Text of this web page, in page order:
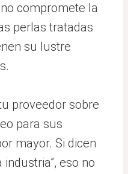
compromete la
perlas tratadas
su lustre
proveedor sobre
para sus
mayor. Si dicen
eso no